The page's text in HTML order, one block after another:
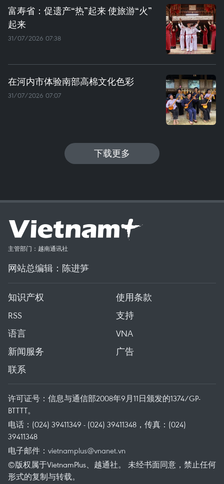
富寿省：促遗产“热”起来 使旅游“火”
起来
31/07/2026 07:38
在河内市体验南部高棉文化色彩
31/07/2026 07:07
下载更多
主管部门：越南通讯社
网站总编辑：陈进笋
知识产权
使用条款
RSS
支持
语言
VNA
新闻服务
广告
联系
许可证号：信息与通信部2008年9月11日颁发的1374/GP-
BTTTT。
电话：(024) 39411349 - (024) 39411348，传真：(024)
39411348
电子邮件： vietnamplus@vnanet.vn
©版权属于VietnamPlus、越通社。 未经书面同意，禁止任何
形式的复制与转载。